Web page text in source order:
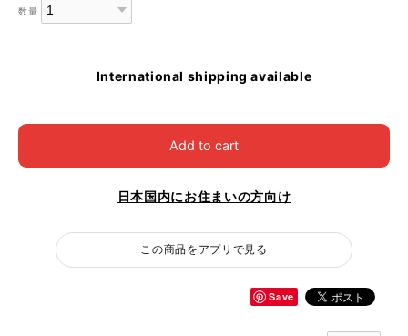
数量
International shipping available
Add to cart
日本国内にお住まいの方向け
この商品をアプリで見る
Save